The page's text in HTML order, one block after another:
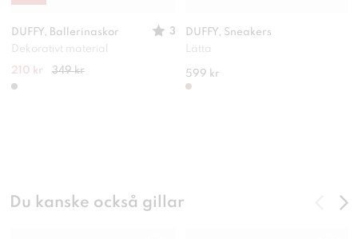
DUFFY, Ballerinaskor
3
Dekorativt material
210 kr 349 kr
DUFFY, Sneakers
Lätta
599 kr
Du kanske också gillar